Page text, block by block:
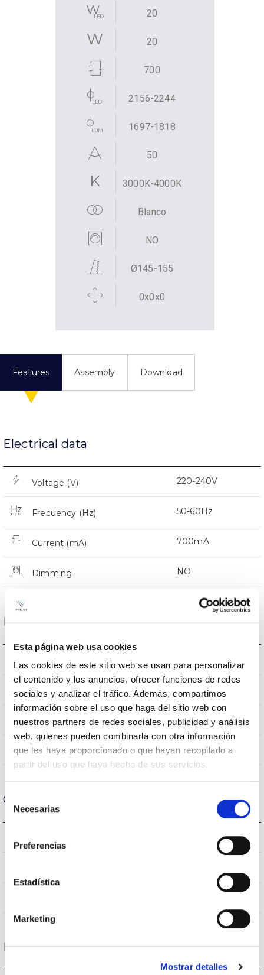
Esta página web usa cookies
Las cookies de este sitio web se usan para personalizar
el contenido y los anuncios, ofrecer funciones de redes
sociales y analizar el tráfico. Además, compartimos
información sobre el uso que haga del sitio web con
nuestros partners de redes sociales, publicidad y análisis
web, quienes pueden combinarla con otra información
que les haya proporcionado o que hayan recopilado a
partir del uso que haya hecho de sus servicios.
Selección
consentimiento
Necesarias
Preferencias
Estadística
Marketing
Mostrar detalles
20
20
700
2156-2244
1697-1818
50
3000K-4000K
Blanco
NO
Ø145-155
0x0x0
Features Assembly Download
Electrical data
Voltage (V) 220-240V
Frecuency (Hz) 50-60Hz
Current (mA) 700mA
Dimming NO
Dimensions and Mounting
Weight
Measures 0x0x0mm
Mounting position Recessed Ceiling
Linkable NO
Optical data
3000K-4000K
Housing and Finish